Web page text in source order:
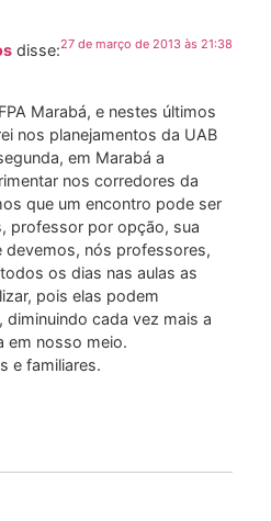
disse:27 de março de 2013 às 21:38
Marabá, e nestes últimos
nos planejamentos da UAB
em Marabá a
nos corredores da
que um encontro pode ser
professor por opção, sua
devemos, nós professores,
os dias nas aulas as
pois elas podem
cada vez mais a
em nosso meio.
e familiares.